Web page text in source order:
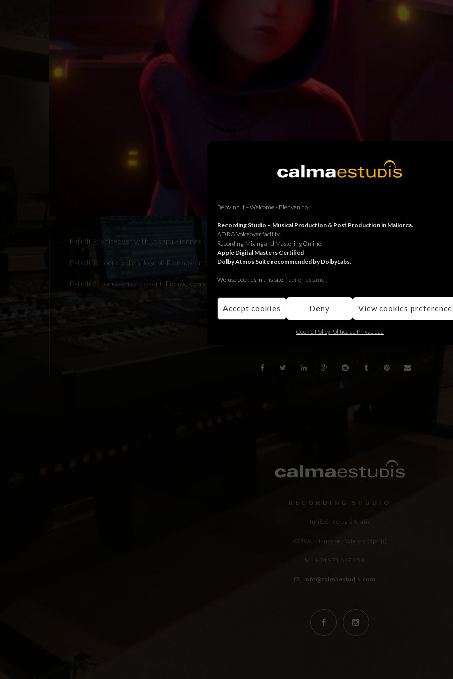
Benvingut – Welcome - Bienvenido
Recording Studio – Musical Production & Post Production in Mallorca.
ADR & Voiceover facility.
Recording, Mixing and Mastering Online.
Apple Digital Masters Certified
Dolby Atmos Suite recommended by DolbyLabs.
We use cookies in this site. [leer en español]
Accept cookies Deny View cookies
Cookie PolicyPolítica de Privacidad
Estudi 2: Voiceover with Joseph Fiennes in connection with Manson & Millard for
Estudi 2: Locució d’en Joseph Fiennes en connexió amb Manson & Millard per la sèrie d’animació
Estudi 2: Locución de Joseph Fiennes en conexión con Manson & Millard para la serie de animación
BACK
RECORDING STUDIO
Juniper Serra 26, àtic
07500, Manacor, Balears (Spain)
+34 971 847 254
info@calmaestudis.com